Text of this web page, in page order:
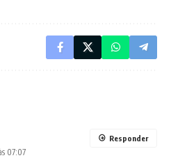
07:07
Responder